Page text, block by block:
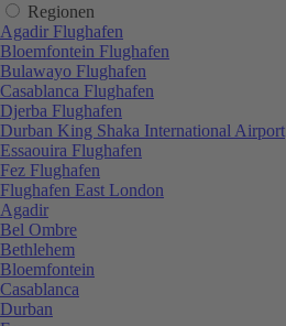
Regionen
Agadir Flughafen
Bloemfontein Flughafen
Bulawayo Flughafen
Casablanca Flughafen
Djerba Flughafen
Durban King Shaka International Airport
Essaouira Flughafen
Fez Flughafen
Flughafen East London
Agadir
Bel Ombre
Bethlehem
Bloemfontein
Casablanca
Durban